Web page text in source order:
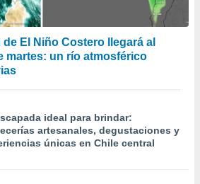
El Niño Costero llegará al
martes: un río atmosférico
ideal para brindar:
artesanales, degustaciones y
únicas en Chile central